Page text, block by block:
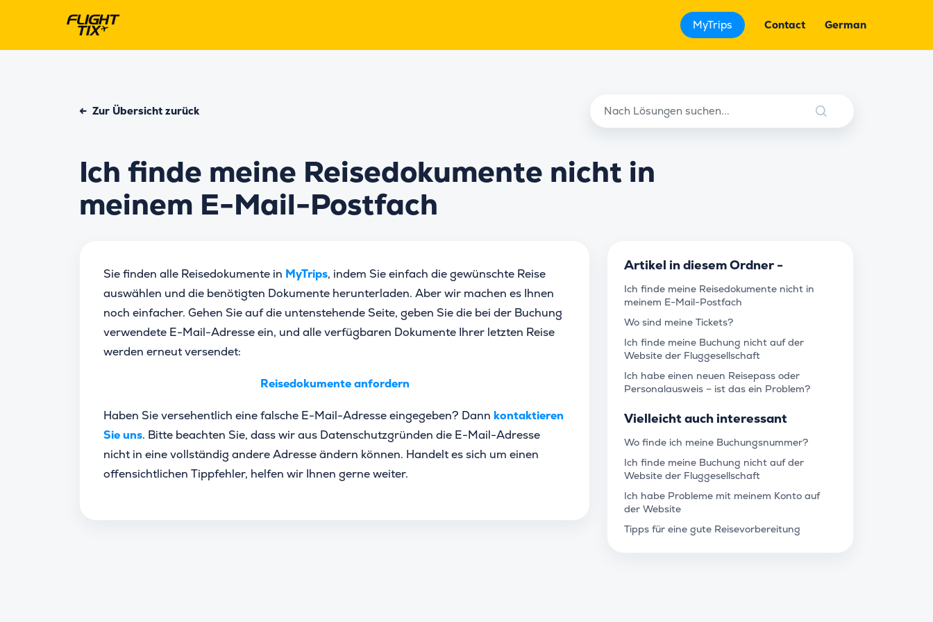
MyTrips Contact German
← Zur Übersicht zurück
Ich finde meine Reisedokumente nicht in
meinem E-Mail-Postfach
Sie finden alle Reisedokumente in MyTrips, indem Sie einfach die gewünschte Reise
auswählen und die benötigten Dokumente herunterladen. Aber wir machen es Ihnen
noch einfacher. Gehen Sie auf die untenstehende Seite, geben Sie die bei der Buchung
verwendete E-Mail-Adresse ein, und alle verfügbaren Dokumente Ihrer letzten Reise
werden erneut versendet:
Reisedokumente anfordern
Haben Sie versehentlich eine falsche E-Mail-Adresse eingegeben? Dann kontaktieren
Sie uns. Bitte beachten Sie, dass wir aus Datenschutzgründen die E-Mail-Adresse
nicht in eine vollständig andere Adresse ändern können. Handelt es sich um einen
offensichtlichen Tippfehler, helfen wir Ihnen gerne weiter.
Artikel in diesem Ordner -
Ich finde meine Reisedokumente nicht in
meinem E-Mail-Postfach
Wo sind meine Tickets?
Ich finde meine Buchung nicht auf der
Website der Fluggesellschaft
Ich habe einen neuen Reisepass oder
Personalausweis – ist das ein Problem?
Vielleicht auch interessant
Wo finde ich meine Buchungsnummer?
Ich finde meine Buchung nicht auf der
Website der Fluggesellschaft
Ich habe Probleme mit meinem Konto auf
der Website
Tipps für eine gute Reisevorbereitung